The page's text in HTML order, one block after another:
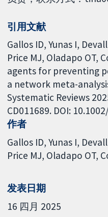
引用文献
Gallos ID, Yunas I,
Price MJ, Oladapo OT,
agents for preventing
a network meta-
Systematic Reviews
CD011689. DOI:
作者
Gallos ID Yunas I
Price MJ Oladapo OT
发表日期
16 四月 2025